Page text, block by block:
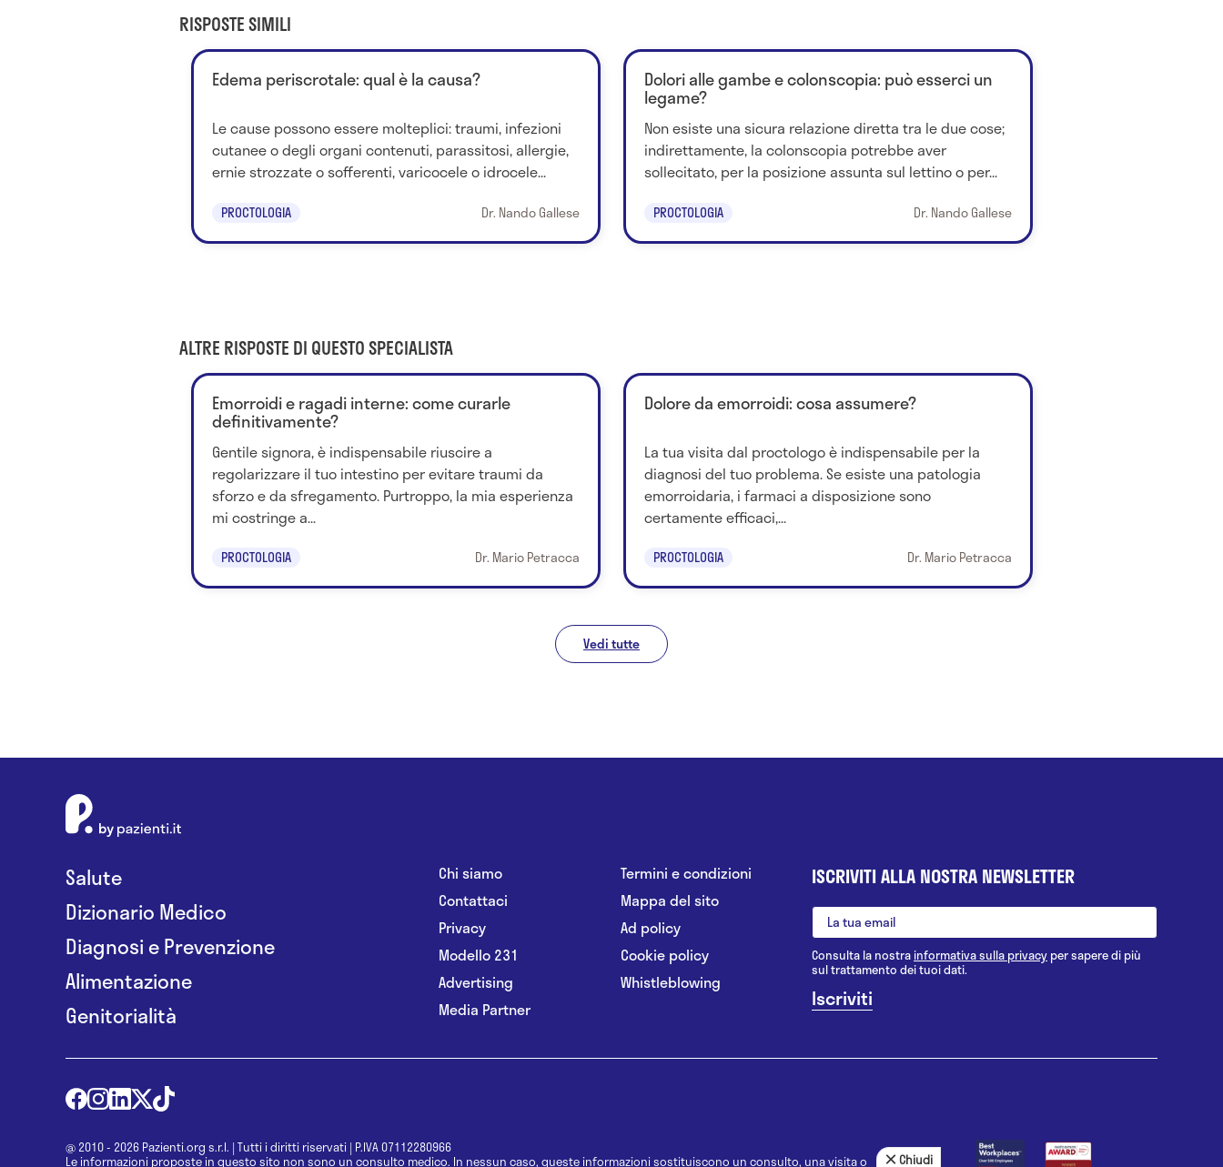
RISPOSTE SIMILI
Edema periscrotale: qual è la causa?
Le cause possono essere molteplici: traumi, infezioni
cutanee o degli organi contenuti, parassitosi, allergie,
ernie strozzate o sofferenti, varicocele o idrocele...
PROCTOLOGIA Dr. Nando Gallese
Dolori alle gambe e colonscopia: può esserci un
legame?
Non esiste una sicura relazione diretta tra le due cose;
indirettamente, la colonscopia potrebbe aver
sollecitato, per la posizione assunta sul lettino o per...
PROCTOLOGIA Dr. Nando Gallese
ALTRE RISPOSTE DI QUESTO SPECIALISTA
Emorroidi e ragadi interne: come curarle
definitivamente?
Gentile signora, è indispensabile riuscire a
regolarizzare il tuo intestino per evitare traumi da
sforzo e da sfregamento. Purtroppo, la mia esperienza
mi costringe a...
PROCTOLOGIA Dr. Mario Petracca
Dolore da emorroidi: cosa assumere?
La tua visita dal proctologo è indispensabile per la
diagnosi del tuo problema. Se esiste una patologia
emorroidaria, i farmaci a disposizione sono
certamente efficaci,...
PROCTOLOGIA Dr. Mario Petracca
Vedi tutte
Salute
Dizionario Medico
Diagnosi e Prevenzione
Alimentazione
Genitorialità
Chi siamo
Contattaci
Privacy
Modello 231
Advertising
Media Partner
Termini e condizioni
Mappa del sito
Ad policy
Cookie policy
Whistleblowing
ISCRIVITI ALLA NOSTRA NEWSLETTER
Consulta la nostrainformativa sulla privacy per sapere di più
sul trattamento dei tuoi dati.
@ 2010 - 2026 Pazienti.org s.r.l. | Tutti i diritti riservati | P.IVA 07112280966
Le informazioni proposte in questo sito non sono un consulto medico. In nessun caso, queste informazioni sostituiscono un consulto, una visita o
Chiudi